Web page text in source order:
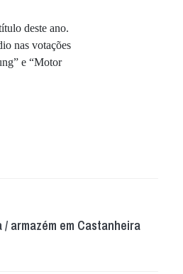
deste ano.
nas votações
e “Motor
armazém em Castanheira